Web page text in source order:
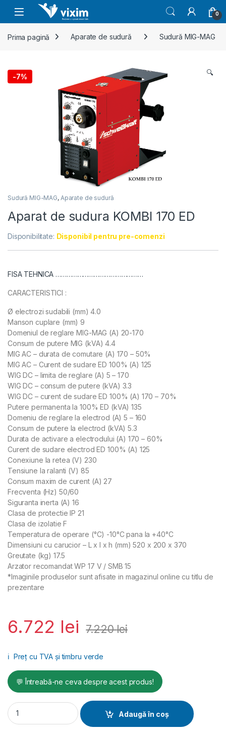
Skip to navigation
Skip to content
0
Prima pagină Aparate de sudură Sudură MIG-MAG
-7% 🔍
Sudură MIG-MAG, Aparate de sudură
Aparat de sudura KOMBI 170 ED
Disponibilitate: Disponibil pentru pre-comenzi
FISA TEHNICA …………………………………………
CARACTERISTICI :
Ø electrozi sudabili (mm) 4.0
Manson cuplare (mm) 9
Domeniul de reglare MIG-MAG (A) 20-170
Consum de putere MIG (kVA) 4.4
MIG AC – durata de comutare (A) 170 – 50%
MIG AC – Curent de sudare ED 100% (A) 125
WIG DC – limita de reglare (A) 5 – 170
WIG DC – consum de putere (kVA) 3.3
WIG DC – curent de sudare ED 100% (A) 170 – 70%
Putere permanenta la 100% ED (kVA) 135
Domeniu de reglare la electrod (A) 5 – 160
Consum de putere la electrod (kVA) 5.3
Durata de activare a electrodului (A) 170 – 60%
Curent de sudare electrod ED 100% (A) 125
Conexiune la retea (V) 230
Tensiune la ralanti (V) 85
Consum maxim de curent (A) 27
Frecventa (Hz) 50/60
Siguranta inerta (A) 16
Clasa de protectie IP 21
Clasa de izolatie F
Temperatura de operare (°C) -10°C pana la +40°C
Dimensiuni cu carucior – L x I x h (mm) 520 x 200 x 370
Greutate (kg) 17.5
Arzator recomandat WP 17 V / SMB 15
*Imaginile produselor sunt afisate in magazinul online cu titlu de
prezentare
6.722 lei 7.220lei
ℹ️ Preț cu TVA și timbru verde
💬 Întreabă-ne ceva despre acest produs!
Aparat de sudura KOMBI 170 ED quantity
Adaugă în coș